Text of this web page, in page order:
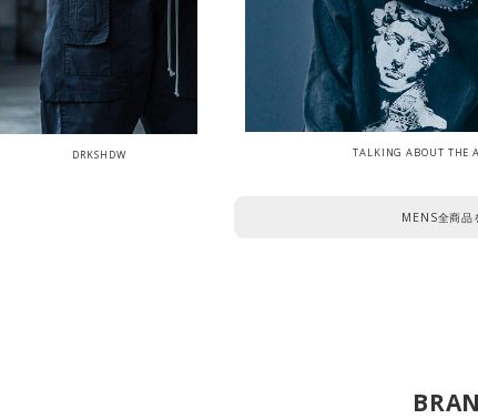
TALKING ABOUT THE
DRKSHDW
MENS全商品